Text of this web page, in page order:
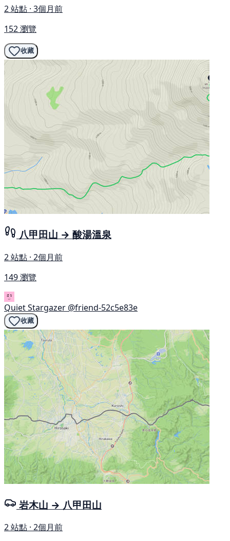
2 站點 · 3個月前
152 瀏覽
收藏
八甲田山 → 酸湯溫泉
2 站點 · 2個月前
149 瀏覽
Quiet Stargazer @friend-52c5e83e
收藏
岩木山 → 八甲田山
2 站點 · 2個月前